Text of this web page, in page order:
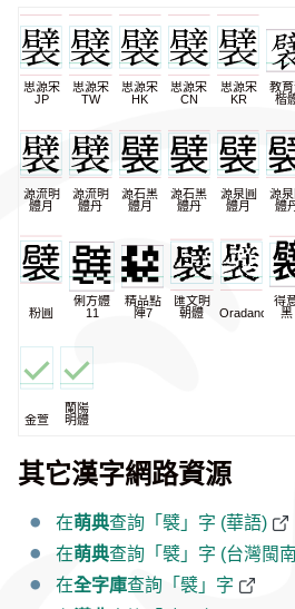
思源宋
JP
思源宋
TW
思源宋
HK
思源宋
CN
思源宋
KR
教
楷
源流明
體月
源流明
體丹
源石黑
體月
源石黑
體丹
源泉圓
體月
源泉
體
粉圓
俐方體
11
精品點
陣7
匯文明
朝體
Oradano
得
黑
金萱
蘭陽
明體
其它漢字網路資源
在萌典查詢「襞」字 (華語)
在萌典查詢「襞」字 (台灣閩
在全字庫查詢「襞」字